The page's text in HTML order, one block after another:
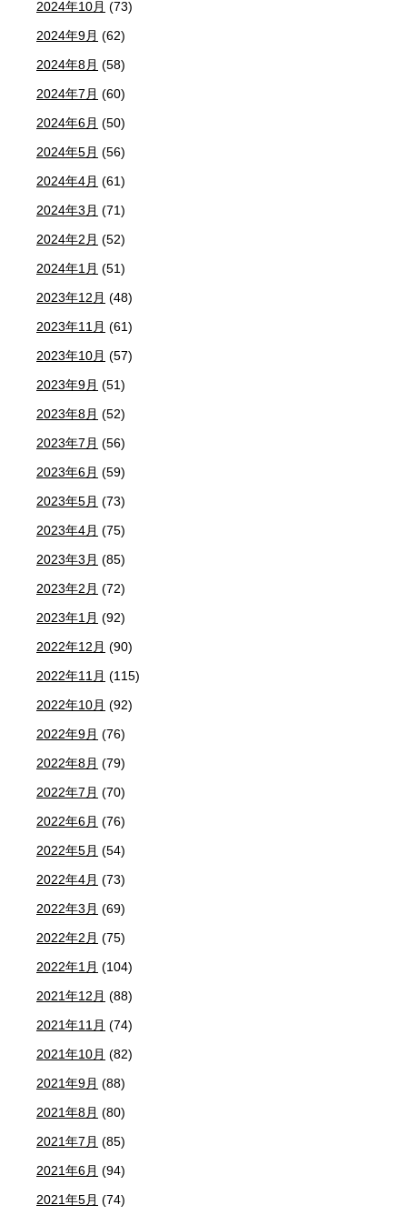
2024年10月 (73)
2024年9月 (62)
2024年8月 (58)
2024年7月 (60)
2024年6月 (50)
2024年5月 (56)
2024年4月 (61)
2024年3月 (71)
2024年2月 (52)
2024年1月 (51)
2023年12月 (48)
2023年11月 (61)
2023年10月 (57)
2023年9月 (51)
2023年8月 (52)
2023年7月 (56)
2023年6月 (59)
2023年5月 (73)
2023年4月 (75)
2023年3月 (85)
2023年2月 (72)
2023年1月 (92)
2022年12月 (90)
2022年11月 (115)
2022年10月 (92)
2022年9月 (76)
2022年8月 (79)
2022年7月 (70)
2022年6月 (76)
2022年5月 (54)
2022年4月 (73)
2022年3月 (69)
2022年2月 (75)
2022年1月 (104)
2021年12月 (88)
2021年11月 (74)
2021年10月 (82)
2021年9月 (88)
2021年8月 (80)
2021年7月 (85)
2021年6月 (94)
2021年5月 (74)